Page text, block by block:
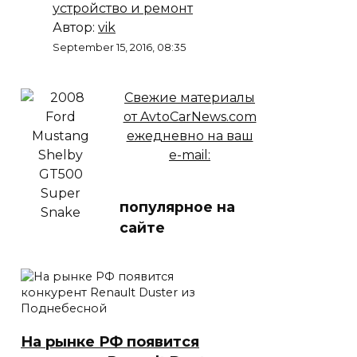
устройство и ремонт
Автор: vik
September 15, 2016, 08:35
Свежие материалы
от AvtoCarNews.com
ежедневно на ваш
e-mail:
популярное на
сайте
На рынке РФ появится